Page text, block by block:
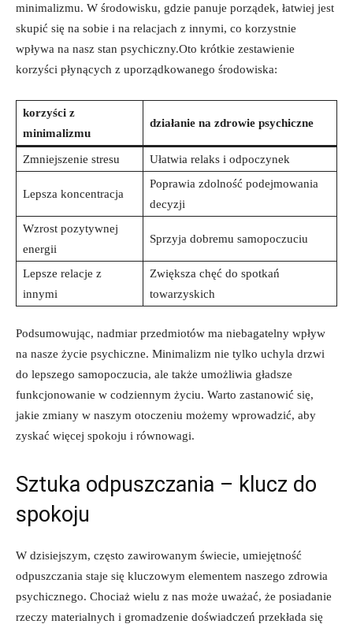
minimalizmu. W​ środowisku, gdzie panuje porządek, łatwiej jest
skupić się na sobie i ⁣na relacjach ⁢z​ innymi, co korzystnie
wpływa na​ nasz stan psychiczny.Oto krótkie zestawienie
korzyści płynących z uporządkowanego środowiska:
korzyści z
minimalizmu
działanie​ na zdrowie psychiczne
Zmniejszenie stresu Ułatwia relaks i odpoczynek
Lepsza koncentracja
Poprawia zdolność‍ podejmowania
‍decyzji
Wzrost pozytywnej
energii
Sprzyja dobremu samopoczuciu
Lepsze ‌relacje z
innymi
Zwiększa chęć do spotkań
towarzyskich
Podsumowując, nadmiar przedmiotów ma niebagatelny wpływ
na nasze życie psychiczne. Minimalizm nie tylko uchyla drzwi
do‍ lepszego samopoczucia, ale ⁤także umożliwia gładsze
funkcjonowanie w codziennym życiu.‌ Warto zastanowić się,
jakie zmiany w naszym‍ otoczeniu możemy wprowadzić, ​aby⁤
zyskać więcej⁤ spokoju ‍i równowagi.
Sztuka odpuszczania – klucz do
spokoju
W dzisiejszym, często zawirowanym świecie,⁢ umiejętność
odpuszczania staje się⁢ kluczowym elementem naszego zdrowia
psychicznego. Chociaż ‌wielu z nas może uważać, że‍ posiadanie
rzeczy materialnych i gromadzenie doświadczeń‌ przekłada się ​